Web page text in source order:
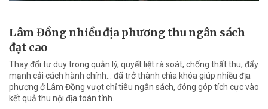
Lâm Đồng nhiều địa phương thu ngân sách
đạt cao
Thay đổi tư duy trong quản lý, quyết liệt rà soát, chống thất thu, đẩy
mạnh cải cách hành chính... đã trở thành chìa khóa giúp nhiều địa
phương ở Lâm Đồng vượt chỉ tiêu ngân sách, đóng góp tích cực vào
kết quả thu nội địa toàn tỉnh.